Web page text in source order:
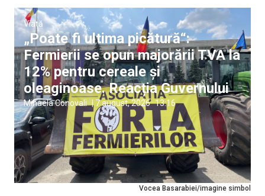
Vocea Basarabiei/imagine simbol
Viață
„Poate fi ultima picătură“:
Fermierii se opun majorării TVA la
12% pentru cereale și
oleaginoase. Reacția Guvernului
Mihaela Conovali | 7 august, 2026 13:16